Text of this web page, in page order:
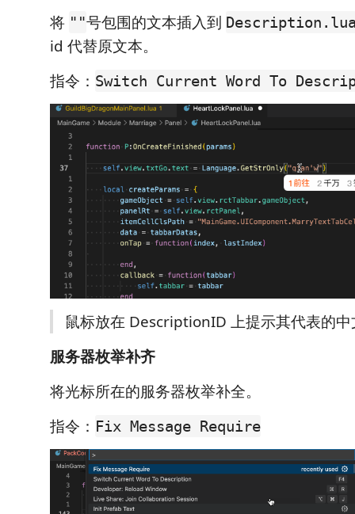
将 ""号包围的文本插入到
id 代替原文本。
指令： Switch Current Word To
鼠标放在 DescriptionID 上提示其代表的中
服务器枚举补齐
将光标所在的服务器枚举补全。
指令： Fix Message Require